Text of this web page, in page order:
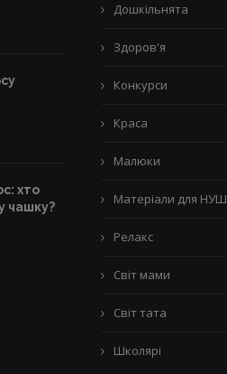
хто
чашку?
Дошкільнята
Здоров'я
Конкурси
Краса
Малюки
Матеріали для НУШ
Релакс
Світ мами
Світ тата
Школярі